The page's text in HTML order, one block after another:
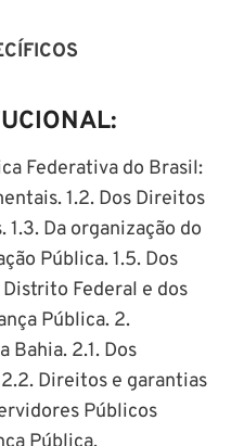
Federativa do Brasil:
1.2. Dos Direitos
Da organização do
Pública. 1.5. Dos
Federal e dos
Pública. 2.
Bahia. 2.1. Dos
Direitos e garantias
Públicos